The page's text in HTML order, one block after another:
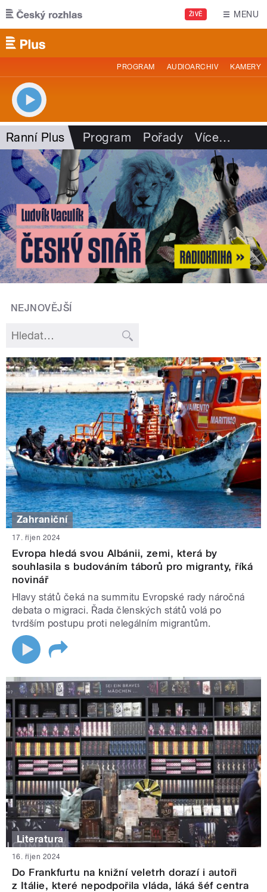
Přejít k hlavnímu obsahu
ŽIVĚ MENU
PROGRAM AUDIOARCHIV KAMERY
Ranní Plus Program Pořady Více…
NEJNOVĚJŠÍ
Zahraniční
17. říjen 2024
Evropa hledá svou Albánii, zemi, která by
souhlasila s budováním táborů pro migranty, říká
novinář
Hlavy států čeká na summitu Evropské rady náročná
debata o migraci. Řada členských států volá po
tvrdším postupu proti nelegálním migrantům.
Literatura
16. říjen 2024
Do Frankfurtu na knižní veletrh dorazí i autoři
z Itálie, které nepodpořila vláda, láká šéf centra